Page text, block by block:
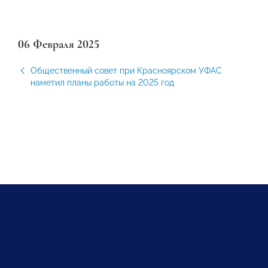
06 Февраля 2025
Общественный совет при Красноярском УФАС
наметил планы работы на 2025 год